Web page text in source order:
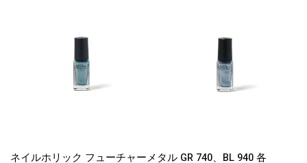
ネイルホリック フューチャーメタル GR 740、BL 940 各